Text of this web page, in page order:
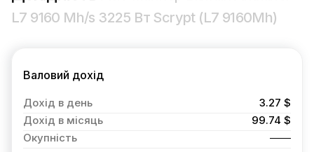
L7 9160 Mh/s 3225 Вт Scrypt (L7 9160Mh)
Валовий дохід
Дохід в день
3.27 $
Дохід в місяць
99.74 $
Окупність